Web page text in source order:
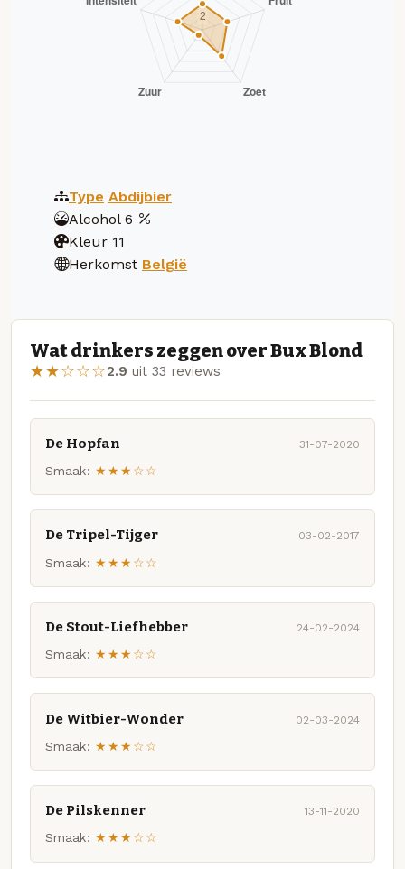
Type Abdijbier
Alcohol 6
Kleur 11
Herkomst België
Wat drinkers zeggen over Bux Blond
★★☆☆☆2.9 uit 33 reviews
De Hopfan 31-07-2020
Smaak: ★★★☆☆
De Tripel-Tijger 03-02-2017
Smaak: ★★★☆☆
De Stout-Liefhebber 24-02-2024
Smaak: ★★★☆☆
De Witbier-Wonder 02-03-2024
Smaak: ★★★☆☆
De Pilskenner 13-11-2020
Smaak: ★★★☆☆